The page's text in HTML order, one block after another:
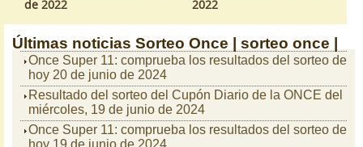
de 2022
2022
Últimas noticias Sorteo Once | sorteo once |
Once Super 11: comprueba los resultados del sorteo de
hoy 20 de junio de 2024
Resultado del sorteo del Cupón Diario de la ONCE del
miércoles, 19 de junio de 2024
Once Super 11: comprueba los resultados del sorteo de
hoy 19 de junio de 2024